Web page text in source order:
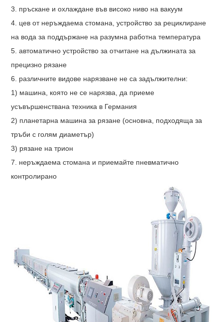
3. пръскане и охлаждане във високо ниво на вакуум
4. цев от неръждаема стомана, устройство за рециклиране
на вода за поддържане на разумна работна температура
5. автоматично устройство за отчитане на дължината за
прецизно рязане
6. различните видове нарязване не са задължителни:
1) машина, която не се нарязва, да приеме
усъвършенствана техника в Германия
2) планетарна машина за рязане (основна, подходяща за
тръби с голям диаметър)
3) рязане на трион
7. неръждаема стомана и приемайте пневматично
контролирано